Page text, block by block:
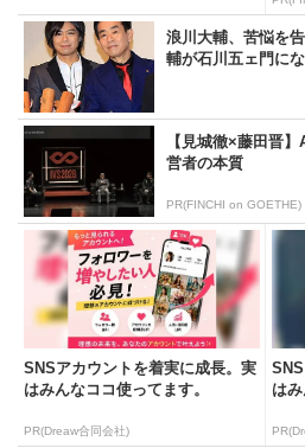
浪川大輔、苦悩を
輔が石川五ェ門に
【見城徹×藤田晋
営者の本質
PR(FINCHI on GOETHE)
SNSアカウントを着実に成長。実
はみんなココ使ってます。
PR(Dreaw合同会社)
は